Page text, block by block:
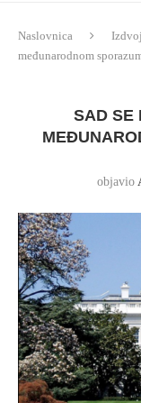
Naslovnica
međunarodnom
SAD SE
objavio